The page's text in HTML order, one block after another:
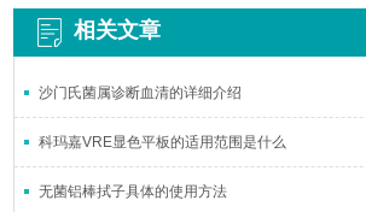
相关文章
沙门氏菌属诊断血清的详细介绍
科玛嘉VRE显色平板的适用范围是什么
无菌铝棒拭子具体的使用方法